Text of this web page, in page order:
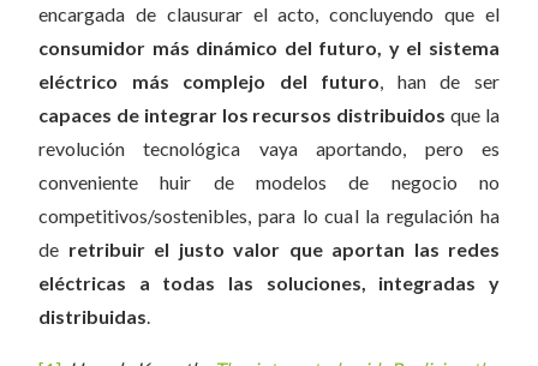
encargada de clausurar el acto, concluyendo que el
consumidor más dinámico del futuro, y el sistema
eléctrico más complejo del futuro , han de ser
capaces de integrar los recursos distribuidos que la
revolución tecnológica vaya aportando, pero es
conveniente huir de modelos de negocio no
competitivos/sostenibles, para lo cual la regulación ha
de retribuir el justo valor que aportan las redes
eléctricas a todas las soluciones, integradas y
distribuidas